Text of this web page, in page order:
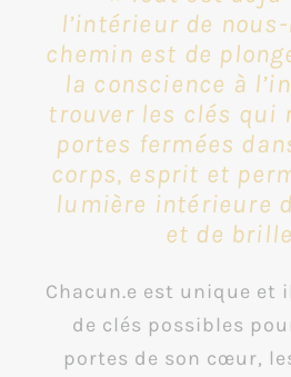
l’intérieur de
chemin est de
la conscience à
trouver les clés qui
portes fermées
corps, esprit et
lumière intérieure
et de
Chacun.e est unique et
de clés possibles
portes de son cœur,